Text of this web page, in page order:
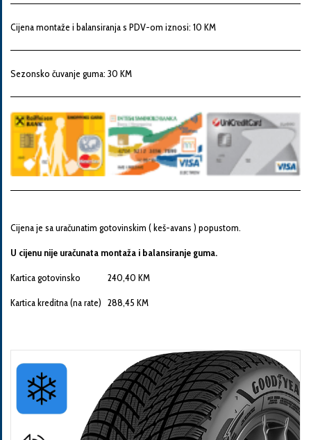
Vaša
poruka
Pošalji
Cijena montaže i balansiranja s PDV-om iznosi: 10 KM
Sezonsko čuvanje guma: 30 KM
Cijena je sa uračunatim gotovinskim ( keš-avans ) popustom.
U cijenu nije uračunata montaža i balansiranje guma.
Kartica gotovinsko 240,40 KM
Kartica kreditna (na rate) 288,45 KM